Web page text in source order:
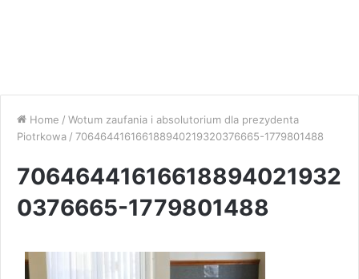
Home / Wotum zaufania i absolutorium dla prezydenta
Piotrkowa / 706464416166188940219320376665-1779801488
70646441616618894021932
0376665-1779801488